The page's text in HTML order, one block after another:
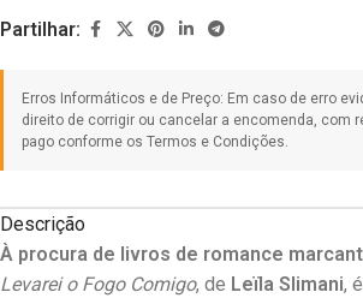
Partilhar:
Descrição
À procura de livros de romance
Levarei o Fogo Comigo, de Leïla Slimani,